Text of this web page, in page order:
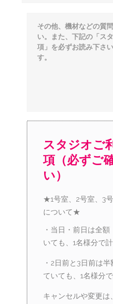
スタジオご
項（必ずご
い）
★1号室、2号室、3
について★
・当日・前日は全
いても、1名様分で計
・2日前と3日前は
ていても、1名様分で
キャンセルや変更